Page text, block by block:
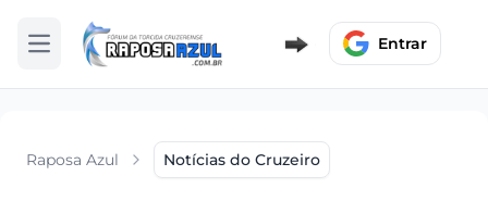
Abrir menu Entrar
Raposa Azul Notícias do Cruzeiro